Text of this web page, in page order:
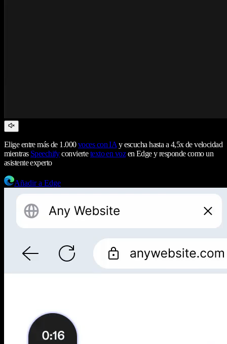
Elige entre más de 1.000voces con IA y escucha hasta a 4,5x de velocidad
mientras Speechifyconviertetexto en vozen Edge y responde como un
asistente experto
Añadir a Edge